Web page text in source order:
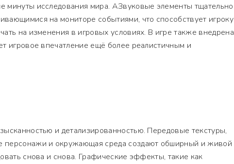
минуты исследования мира. АЗвуковые элементы тщательно
на мониторе событиями, что способствует игроку
на изменения в игровых условиях. В игре также внедрена
игровое впечатление ещё более реалистичным и
и детализированностью. Передовые текстуры,
персонажи и окружающая среда создают обширный и живой
снова и снова. Графические эффекты, такие как